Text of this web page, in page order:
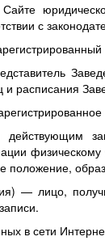
с
расписания
положение,
— лицо,
в сети